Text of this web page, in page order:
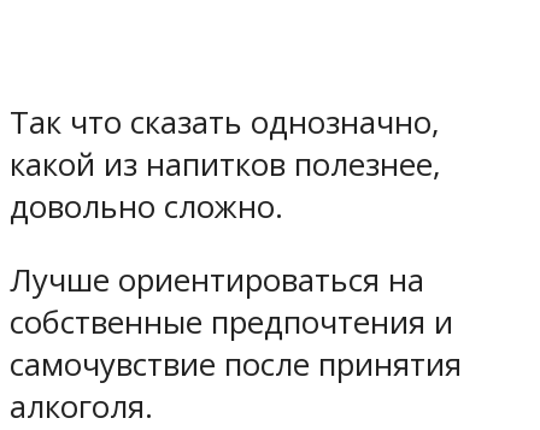
Так что сказать однозначно,
какой из напитков полезнее,
довольно сложно.
Лучше ориентироваться на
собственные предпочтения и
самочувствие после принятия
алкоголя.